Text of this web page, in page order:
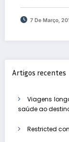
7 De Março,
Artigos recentes
Viagens
saúde ao
Restricted